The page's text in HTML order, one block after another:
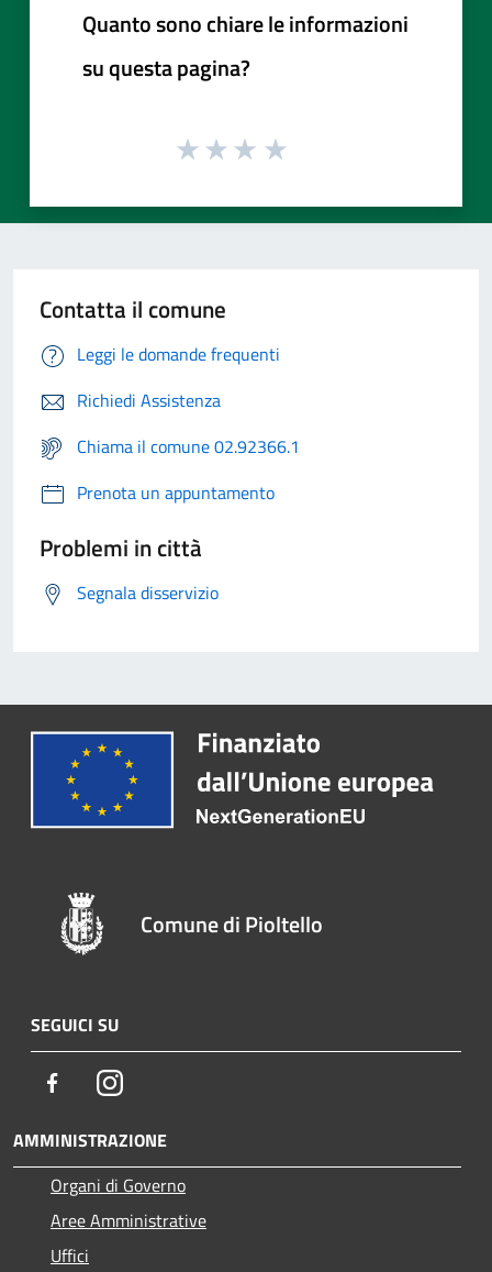
Quanto sono chiare le informazioni
su questa pagina?
Contatta il comune
Leggi le domande frequenti
Richiedi Assistenza
Chiama il comune 02.92366.1
Prenota un appuntamento
Problemi in città
Segnala disservizio
Comune di Pioltello
SEGUICI SU
FacebookInstagram
AMMINISTRAZIONE
Organi di Governo
Aree Amministrative
Uffici